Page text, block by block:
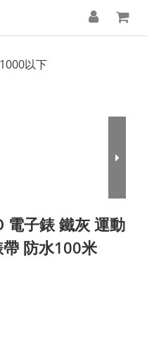
1000以下
電子錶 鐵灰 運動
防水100米